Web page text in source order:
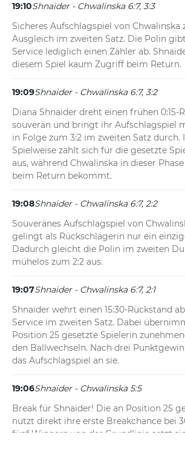
19:10Shnaider - Chwalinska 6:7, 3:3
Sicheres Aufschlagspiel von Chwalinska
Ausgleich im zweiten Satz. Die Polin
Service lediglich einen Zähler ab.
diesem Spiel kaum Zugriff beim Return.
19:09Shnaider - Chwalinska 6:7, 3:2
Diana Shnaider dreht einen frühen 0:15-
souverän und bringt ihr Aufschlagspiel
in Folge zum 3:2 im zweiten Satz durch.
Spielweise zahlt sich für die gesetzte
aus, während Chwalinska in dieser
beim Return bekommt.
19:08Shnaider - Chwalinska 6:7, 2:2
Souveränes Aufschlagspiel von
gelingt als Rückschlägerin nur ein
Dadurch gleicht die Polin im zweiten
mühelos zum 2:2 aus.
19:07Shnaider - Chwalinska 6:7, 2:1
Shnaider wehrt einen 15:30-Rückstand
Service im zweiten Satz. Dabei
Position 25 gesetzte Spielerin
den Ballwechseln. Nach drei
das Aufschlagspiel an sie.
19:06Shnaider - Chwalinska 5:5
Break für Shnaider! Die an Position 25
nutzt direkt ihre erste Breakchance bei
fünf Winnern von der Grundlinie setzt